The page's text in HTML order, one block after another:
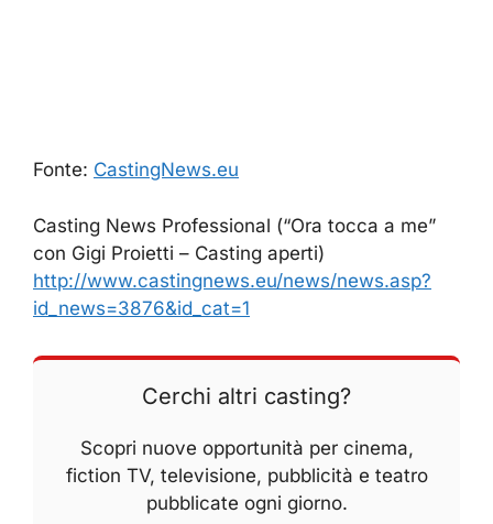
Fonte: CastingNews.eu
Casting News Professional (“Ora tocca a me”
con Gigi Proietti – Casting aperti)
http://www.castingnews.eu/news/news.asp?
id_news=3876&id_cat=1
Cerchi altri casting?
Scopri nuove opportunità per cinema,
fiction TV, televisione, pubblicità e teatro
pubblicate ogni giorno.